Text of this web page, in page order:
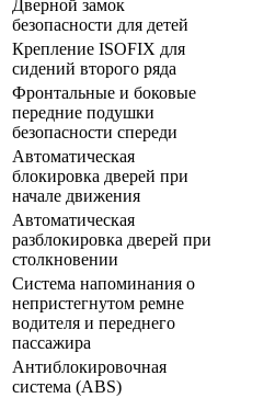
Дверной замок
безопасности для детей
Крепление ISOFIX для
сидений второго ряда
Фронтальные и боковые
передние подушки
безопасности спереди
Автоматическая
блокировка дверей при
начале движения
Автоматическая
разблокировка дверей при
столкновении
Система напоминания о
непристегнутом ремне
водителя и переднего
пассажира
Антиблокировочная
система (ABS)